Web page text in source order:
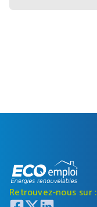
Retrouvez-nous sur :